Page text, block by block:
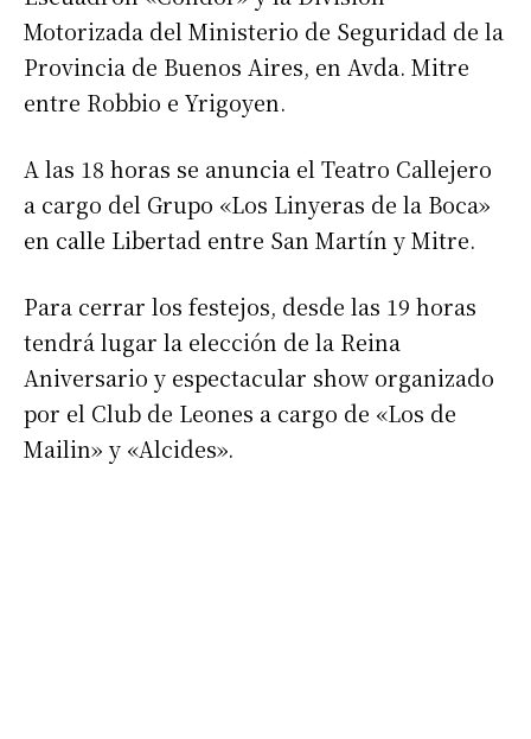
Motorizada del Ministerio de Seguridad de la
Provincia de Buenos Aires, en Avda. Mitre
entre Robbio e Yrigoyen.
A las 18 horas se anuncia el Teatro Callejero
a cargo del Grupo «Los Linyeras de la Boca»
en calle Libertad entre San Martín y Mitre.
Para cerrar los festejos, desde las 19 horas
tendrá lugar la elección de la Reina
Aniversario y espectacular show organizado
por el Club de Leones a cargo de «Los de
Mailin» y «Alcides».